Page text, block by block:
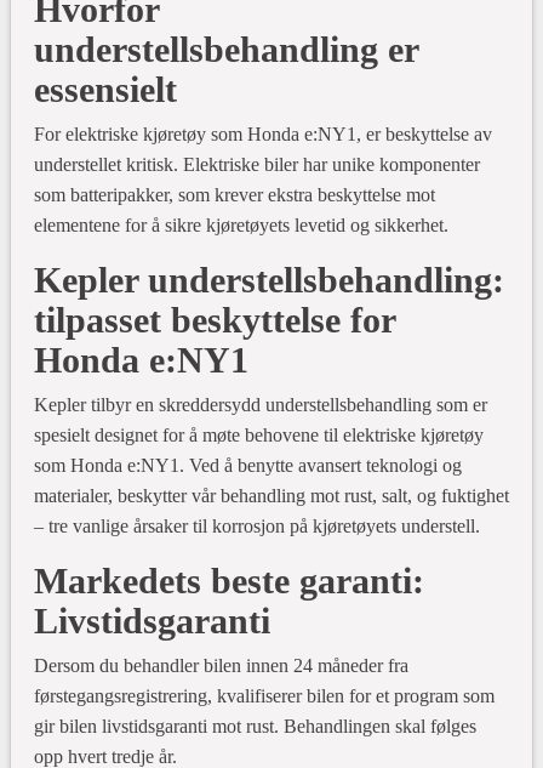
Hvorfor
understellsbehandling er
essensielt
For elektriske kjøretøy som Honda e:NY1, er beskyttelse av
understellet kritisk. Elektriske biler har unike komponenter
som batteripakker, som krever ekstra beskyttelse mot
elementene for å sikre kjøretøyets levetid og sikkerhet.
Kepler understellsbehandling:
tilpasset beskyttelse for
Honda e:NY1
Kepler tilbyr en skreddersydd understellsbehandling som er
spesielt designet for å møte behovene til elektriske kjøretøy
som Honda e:NY1. Ved å benytte avansert teknologi og
materialer, beskytter vår behandling mot rust, salt, og fuktighet
– tre vanlige årsaker til korrosjon på kjøretøyets understell.
Markedets beste garanti:
Livstidsgaranti
Dersom du behandler bilen innen 24 måneder fra
førstegangsregistrering, kvalifiserer bilen for et program som
gir bilen livstidsgaranti mot rust. Behandlingen skal følges
opp hvert tredje år.